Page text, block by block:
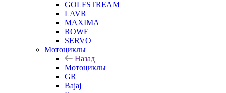
GOLFSTREAM
LAVR
MAXIMA
ROWE
SERVO
Мотоциклы
Назад
Мотоциклы
GR
Bajaj